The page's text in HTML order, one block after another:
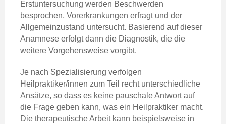
Erstuntersuchung werden Beschwerden
besprochen, Vorerkrankungen erfragt und der
Allgemeinzustand untersucht. Basierend auf dieser
Anamnese erfolgt dann die Diagnostik, die die
weitere Vorgehensweise vorgibt.
Je nach Spezialisierung verfolgen
Heilpraktiker/innen zum Teil recht unterschiedliche
Ansätze, so dass es keine pauschale Antwort auf
die Frage geben kann, was ein Heilpraktiker macht.
Die therapeutische Arbeit kann beispielsweise in